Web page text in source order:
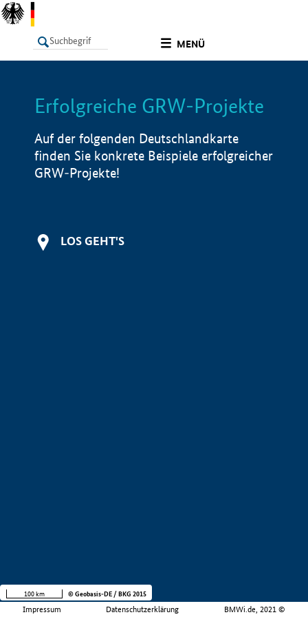
MENÜ
LISTE Info
Erfolgreiche GRW-Projekte
Auf der folgenden Deutschlandkarte
finden Sie konkrete Beispiele erfolgreicher
GRW-Projekte!
LOS GEHT'S
Impressum Datenschutzerklärung BMWi.de, 2021 ©
100 km © Geobasis-DE / BKG 2015